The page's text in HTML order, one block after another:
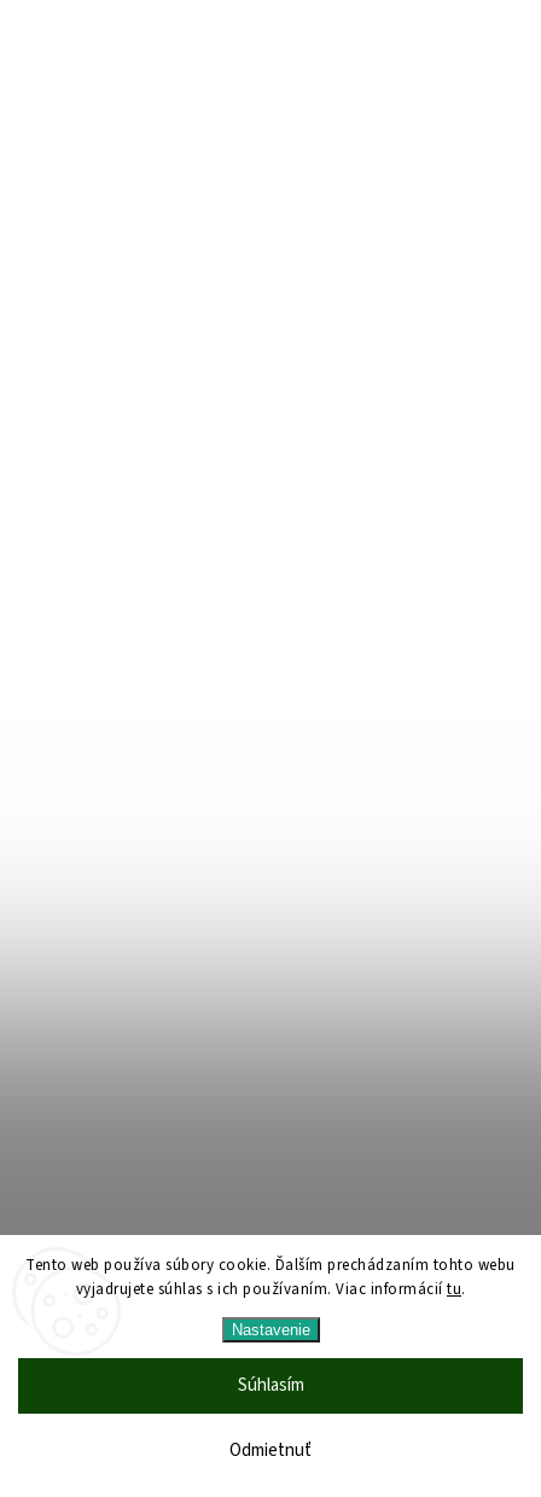
Tento web používa súbory cookie. Ďalším prechádzaním tohto webu
vyjadrujete súhlas s ich používaním. Viac informáciítu.
Nastavenie
Odmietnuť
Súhlasím